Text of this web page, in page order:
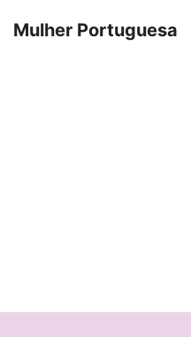
Mulher Portuguesa